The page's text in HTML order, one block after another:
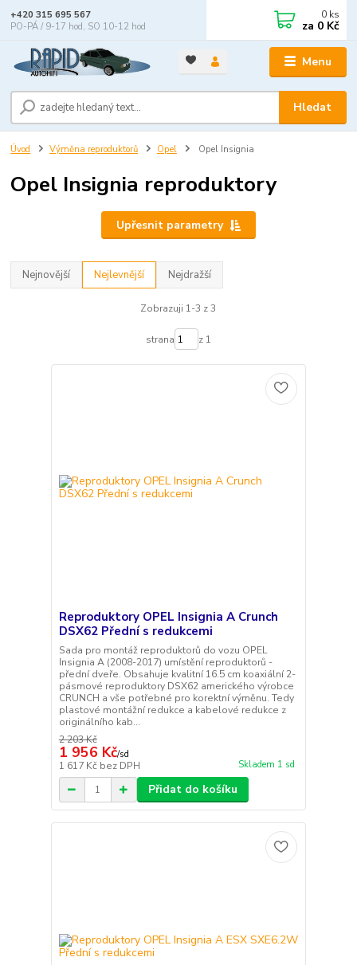
Menu
Hledat
+420 315 695 567
PO-PÁ / 9-17 hod, SO 10-12 hod
0 ks
za 0 Kč
Úvod Výměna reproduktorů Opel Opel Insignia
Opel Insignia reproduktory
Upřesnit parametry
Nejnovější Nejlevnější Nejdražší
Zobrazuji 1-3 z 3
strana z 1
Reproduktory OPEL Insignia A Crunch
DSX62 Přední s redukcemi
Sada pro montáž reproduktorů do vozu OPEL
Insignia A (2008-2017) umístění reproduktorů -
přední dveře. Obsahuje kvalitní 16.5 cm koaxiální 2-
pásmové reproduktory DSX62 amerického výrobce
CRUNCH a vše potřebné pro korektní výměnu. Tedy
plastové montážní redukce a kabelové redukce z
originálního kab...
2 203 Kč
1 956 Kč/sd
1 617 Kč bez DPH Skladem 1 sd
Přidat do košíku